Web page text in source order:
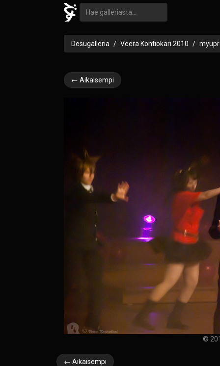
Desugalleria Veera Kontiokari 2010
← Aikaisempi
©
← Aikaisempi